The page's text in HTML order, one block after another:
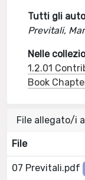
Tutti gli
Previtali,
Nelle
1.2.01
Book
File allegato/i
File
07 Previtali.pdf